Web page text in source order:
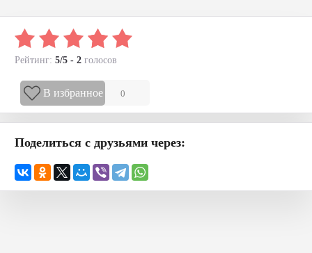
Рейтинг: 5/5 - 2 голосов
В избранное 0
Поделиться с друзьями через: